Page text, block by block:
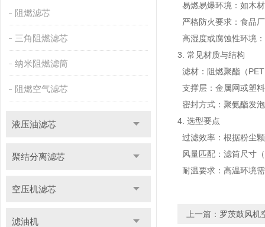
阻燃滤芯
三角阻燃滤芯
纳米阻燃滤筒
阻燃空气滤芯
液压油滤芯
聚结分离滤芯
空压机滤芯
滤油机
易燃易爆环境：如木
严格防火要求：食品
高湿度或腐蚀性环境
3. 常见材质与结构
滤材：阻燃聚酯（
支撑层：金属网或塑
密封方式：聚氨酯发
4. 选型要点
过滤效率：根据粉尘
风量匹配：滤筒尺寸
耐温要求：高温环境
上一篇： 罗茨鼓风机